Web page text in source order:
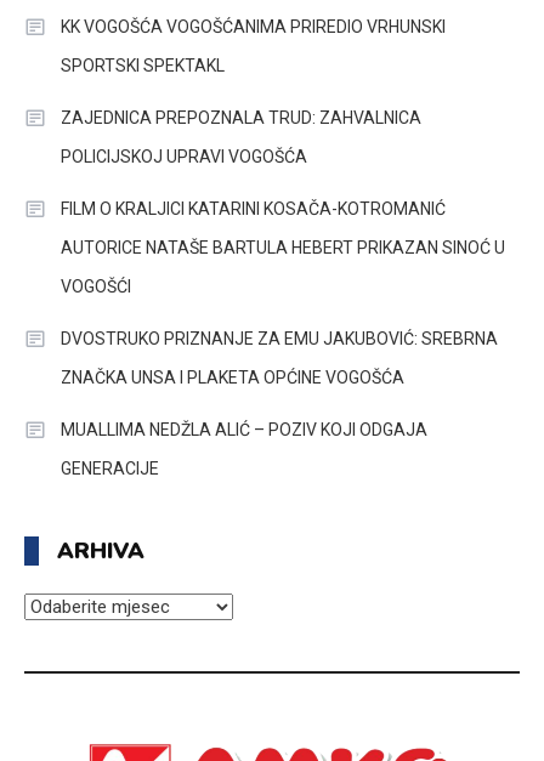
KK VOGOŠĆA VOGOŠĆANIMA PRIREDIO VRHUNSKI
SPORTSKI SPEKTAKL
ZAJEDNICA PREPOZNALA TRUD: ZAHVALNICA
POLICIJSKOJ UPRAVI VOGOŠĆA
FILM O KRALJICI KATARINI KOSAČA-KOTROMANIĆ
AUTORICE NATAŠE BARTULA HEBERT PRIKAZAN SINOĆ U
VOGOŠĆI
DVOSTRUKO PRIZNANJE ZA EMU JAKUBOVIĆ: SREBRNA
ZNAČKA UNSA I PLAKETA OPĆINE VOGOŠĆA
MUALLIMA NEDŽLA ALIĆ – POZIV KOJI ODGAJA
GENERACIJE
ARHIVA
ARHIVA